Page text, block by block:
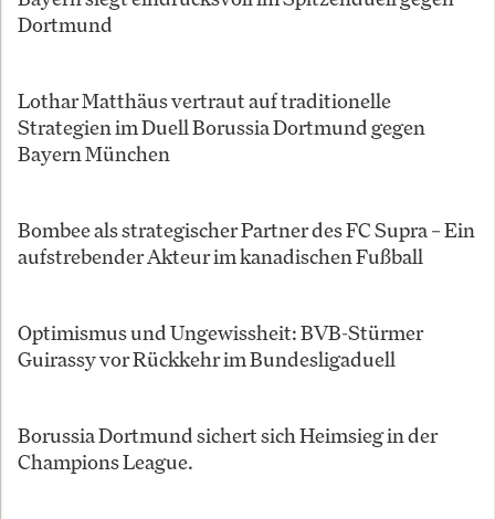
Dortmund
Lothar Matthäus vertraut auf traditionelle
Strategien im Duell Borussia Dortmund gegen
Bayern München
Bombee als strategischer Partner des FC Supra – Ein
aufstrebender Akteur im kanadischen Fußball
Optimismus und Ungewissheit: BVB-Stürmer
Guirassy vor Rückkehr im Bundesligaduell
Borussia Dortmund sichert sich Heimsieg in der
Champions League.